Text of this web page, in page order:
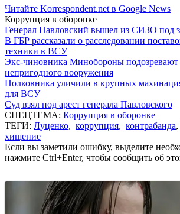
Читайте Korrespondent.net в Google News
Коррупция в оборонке
Генерал Павловский вышел из СИЗО под
В ГБР рассказали о расследовании
техники в ВСУ
Экс-чиновника Минобороны подозревают
непригодного вооружения
Полковника уличили в крупных
для ВСУ
Суд взял под арест генерала Павловского
СПЕЦТЕМА: Коррупция в оборонке
ТЕГИ: Луценко, коррупция, контрабанда,
хищение
Если вы заметили ошибку, выделите
нажмите Ctrl+Enter, чтобы сообщить об